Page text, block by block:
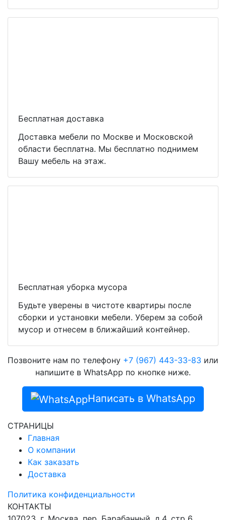
Бесплатная доставка
Доставка мебели по Москве и Московской
области бесплатна. Мы бесплатно поднимем
Вашу мебель на этаж.
Бесплатная уборка мусора
Будьте уверены в чистоте квартиры после
сборки и установки мебели. Уберем за собой
мусор и отнесем в ближайший контейнер.
Позвоните нам по телефону +7 (967) 443-33-83 или
напишите в WhatsApp по кнопке ниже.
Написать в WhatsApp
СТРАНИЦЫ
Главная
О компании
Как заказать
Доставка
Политика конфиденциальности
КОНТАКТЫ